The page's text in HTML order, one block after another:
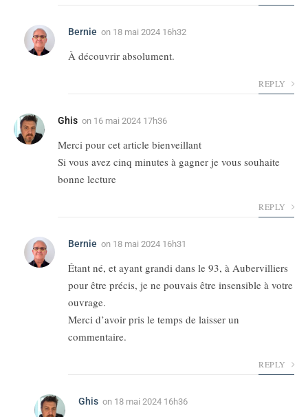
Bernie on 18 mai 2024 16h32
À découvrir absolument.
REPLY
Ghis on 16 mai 2024 17h36
Merci pour cet article bienveillant
Si vous avez cinq minutes à gagner je vous souhaite
bonne lecture
REPLY
Bernie on 18 mai 2024 16h31
Étant né, et ayant grandi dans le 93, à Aubervilliers
pour être précis, je ne pouvais être insensible à votre
ouvrage.
Merci d’avoir pris le temps de laisser un
commentaire.
REPLY
Ghis on 18 mai 2024 16h36